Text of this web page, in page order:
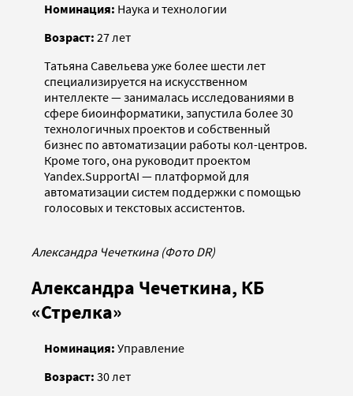
Номинация: Наука и технологии
Возраст: 27 лет
Татьяна Савельева уже более шести лет
специализируется на искусственном
интеллекте — занималась исследованиями в
сфере биоинформатики, запустила более 30
технологичных проектов и собственный
бизнес по автоматизации работы кол-центров.
Кроме того, она руководит проектом
Yandex.SupportAI — платформой для
автоматизации систем поддержки с помощью
голосовых и текстовых ассистентов.
Александра Чечеткина (Фото DR)
Александра Чечеткина, КБ
«Стрелка»
Номинация: Управление
Возраст: 30 лет